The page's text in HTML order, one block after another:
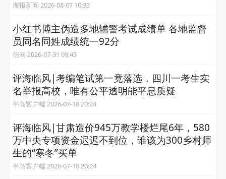
海报新闻 2026-08-07 10:33
小红书博主伪造多地辅警考试成绩单 各地监督
员同名同姓成绩统一92分
信网 2026-07-31 09:45
评海临风|考编笔试第一竟落选，四川一考生实
名举报高校，唯有公平透明能平息质疑
半岛客户端 2026-07-18 20:24
评海临风|甘肃造价945万教学楼烂尾6年，580
万中央专项资金迟迟不到位，谁该为300乡村师
生的“寒冬”买单
半岛客户端 2026-07-18 20:24